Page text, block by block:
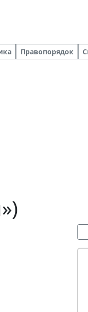
Правопорядок